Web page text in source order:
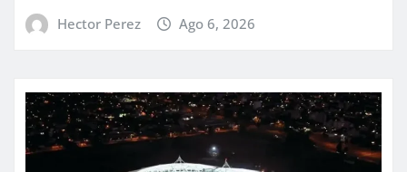
Hector Perez Ago 6, 2026